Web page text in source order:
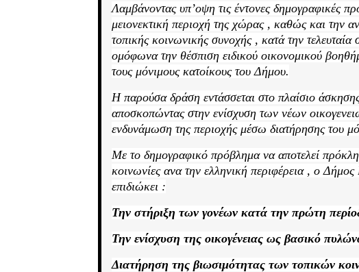
Λαμβάνοντας υπ’οψη τις έντονες δημογραφικές
μειονεκτική περιοχή της χώρας , καθώς και την
τοπικής κοινωνικής συνοχής , κατά την τελευταία
ομόφωνα την θέσπιση ειδικού οικονομικού
τους μόνιμους κατοίκους του Δήμου.
Η παρούσα δράση εντάσσεται στο πλαίσιο
αποσκοπώντας στην ενίσχυση των νέων
ενδυνάμωση της περιοχής μέσω διατήρησης του
Με το δημογραφικό πρόβλημα να αποτελεί
κοινωνίες ανα την ελληνική περιφέρεια , ο
επιδιώκει :
Την στήριξη των γονέων κατά την πρώτη
Την ενίσχυση της οικογένειας ως βασικό
Διατήρηση της βιωσιμότητας των τοπικών